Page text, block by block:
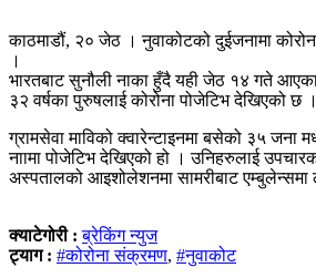
काठमाडौं, २० जेठ । नुवाकोटको दुईजनामा
।
भारतबाट सुनौली नाका हुँदै यही जेठ १४ गते
३२ वर्षका पुरुषलाई कोरोना पोजेटिभ देखिएको छ ।
ग्रामसेवा माविको क्वारेन्टाइनमा बसेको ३५ जना
नाामा पोजेटिभ देखिएको हो । उनिहरुलाई
अस्पतालको आइशोलेशनमा सामरीबाट एम्बुलेन्समा
क्याटेगोरी :ब्रेकिंग न्युज
ट्याग : #कोरोना संक्रमण, #नुवाकोट